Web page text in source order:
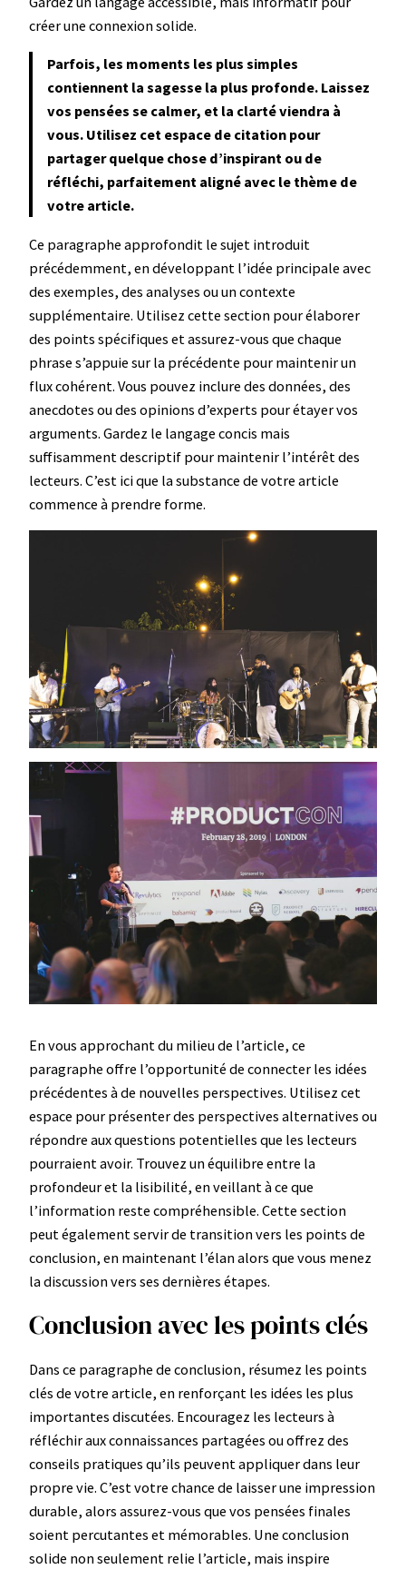
créer une connexion solide.
Parfois, les moments les plus simples
contiennent la sagesse la plus profonde. Laissez
vos pensées se calmer, et la clarté viendra à
vous. Utilisez cet espace de citation pour
partager quelque chose d’inspirant ou de
réfléchi, parfaitement aligné avec le thème de
votre article.
Ce paragraphe approfondit le sujet introduit
précédemment, en développant l’idée principale avec
des exemples, des analyses ou un contexte
supplémentaire. Utilisez cette section pour élaborer
des points spécifiques et assurez-vous que chaque
phrase s’appuie sur la précédente pour maintenir un
flux cohérent. Vous pouvez inclure des données, des
anecdotes ou des opinions d’experts pour étayer vos
arguments. Gardez le langage concis mais
suffisamment descriptif pour maintenir l’intérêt des
lecteurs. C’est ici que la substance de votre article
commence à prendre forme.
En vous approchant du milieu de l’article, ce
paragraphe offre l’opportunité de connecter les idées
précédentes à de nouvelles perspectives. Utilisez cet
espace pour présenter des perspectives alternatives ou
répondre aux questions potentielles que les lecteurs
pourraient avoir. Trouvez un équilibre entre la
profondeur et la lisibilité, en veillant à ce que
l’information reste compréhensible. Cette section
peut également servir de transition vers les points de
conclusion, en maintenant l’élan alors que vous menez
la discussion vers ses dernières étapes.
Conclusion avec les points clés
Dans ce paragraphe de conclusion, résumez les points
clés de votre article, en renforçant les idées les plus
importantes discutées. Encouragez les lecteurs à
réfléchir aux connaissances partagées ou offrez des
conseils pratiques qu’ils peuvent appliquer dans leur
propre vie. C’est votre chance de laisser une impression
durable, alors assurez-vous que vos pensées finales
soient percutantes et mémorables. Une conclusion
solide non seulement relie l’article, mais inspire